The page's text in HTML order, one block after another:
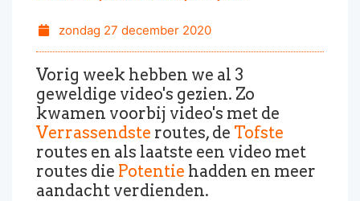
zondag 27 december 2020
Vorig week hebben we al 3
geweldige video's gezien. Zo
kwamen voorbij video's met de
Verrassendste routes, de Tofste
routes en als laatste een video met
routes die Potentie hadden en meer
aandacht verdienden.